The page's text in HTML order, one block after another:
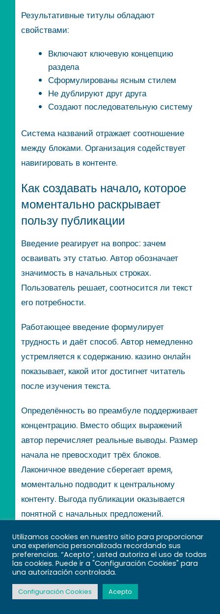
Результативные титулы обладают
свойствами:
Включают ключевую концепцию
раздела
Сформулированы ясным стилем
Не дублируют друг друга
Создают последовательную систему
Система названий отражает соотношение
между блоками. Организация содействует
навигировать в контенте.
Как создавать начало, которое
моментально раскрывает
пользу публикации
Введение реагирует на вопрос: зачем
осваивать эту статью. Автор обозначает
значимость в начальных строках.
Пользователь решает, соотносится ли текст
его потребности.
Работающее введение формулирует
трудность и даёт способ. Автор немедленно
устремляется к содержанию. казино онлайн
показывает, какой итог достигнет читатель
после изучения текста.
Определённость во преамбуле поддерживает
концентрацию. Вместо общих выражений
автор перечисляет реальные выводы. Размер
начала не превосходит трёх блоков.
Лаконичное введение сберегает время,
моментально подводит к центральному
контенту. Выгода публикации оказывается
понятной с начальных предложений.
Почему отрывки обязаны быть
компактными, но насыщенными
Краткие блоки улучшают чтение с
устройства. Аудитория воспринимает
Utilizamos cookies en nuestro sitio para proporcionar
una experiencia personalizada recordando sus
preferencias. “Acepto”, usted autoriza el uso de todas
las cookies. Puede ir a "Configuración Cookies" para
una autorización controlada.
Configuración Cookies Acepto